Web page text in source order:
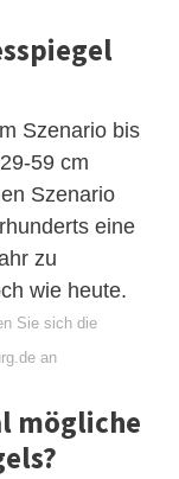
Szenario bis
59 cm
Szenario
eine
zu
wie heute.
Sie sich die
an
mögliche